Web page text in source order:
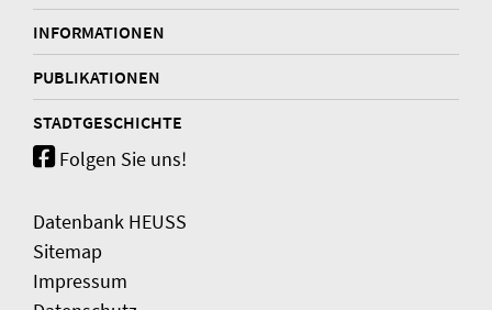
INFORMATIONEN
PUBLIKATIONEN
STADTGESCHICHTE
Folgen Sie uns!
Datenbank HEUSS
Sitemap
Impressum